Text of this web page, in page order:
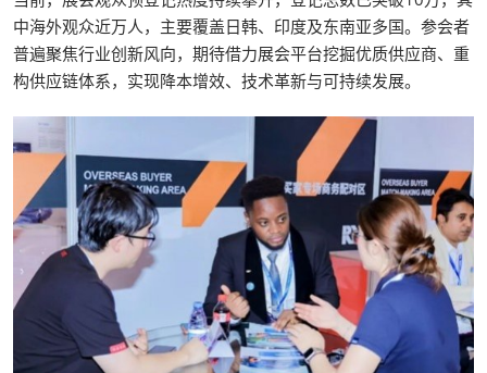
中海外观众近万人，主要覆盖日韩、印度及东南亚多国。参会者
普遍聚焦行业创新风向，期待借力展会平台挖掘优质供应商、重
构供应链体系，实现降本增效、技术革新与可持续发展。